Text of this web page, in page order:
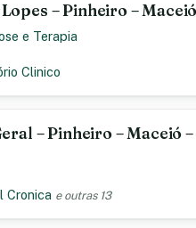
– Pinheiro –
e Terapia
Clinico
– Pinheiro – Maceió –
Cronica e outras 13